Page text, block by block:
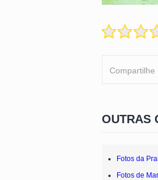
Compartilhe
OUTRAS
Fotos da
Fotos de